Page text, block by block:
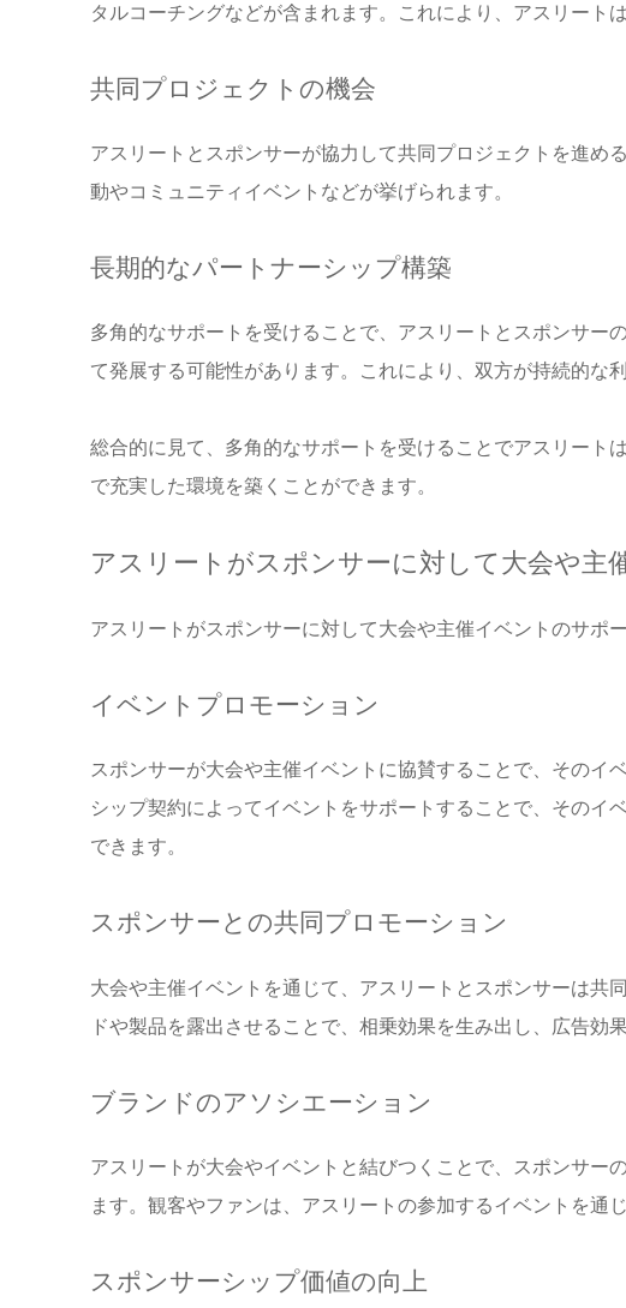
タルコーチングなどが含まれます。これにより、アスリート
共同プロジェクトの機会
アスリートとスポンサーが協力して共同プロジェクトを進め
動やコミュニティイベントなどが挙げられます。
長期的なパートナーシップ構築
多角的なサポートを受けることで、アスリートとスポンサー
て発展する可能性があります。これにより、双方が持続的な
総合的に見て、多角的なサポートを受けることでアスリート
で充実した環境を築くことができます。
アスリートがスポンサーに対して大会や主
アスリートがスポンサーに対して大会や主催イベントのサポ
イベントプロモーション
スポンサーが大会や主催イベントに協賛することで、そのイ
シップ契約によってイベントをサポートすることで、その
できます。
スポンサーとの共同プロモーション
大会や主催イベントを通じて、アスリートとスポンサーは共
ドや製品を露出させることで、相乗効果を生み出し、広告効
ブランドのアソシエーション
アスリートが大会やイベントと結びつくことで、スポンサー
ます。観客やファンは、アスリートの参加するイベントを通
スポンサーシップ価値の向上